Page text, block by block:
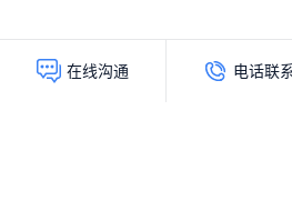
在线沟通 电话联